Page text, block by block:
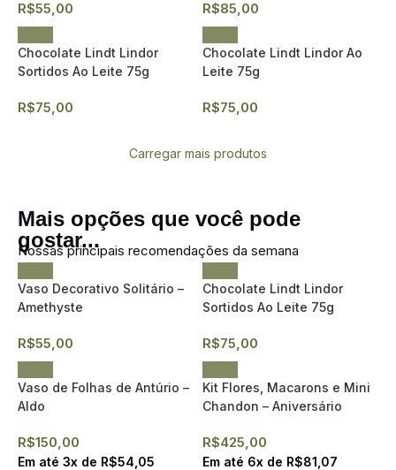
R$55,00 R$85,00
Chocolate Lindt Lindor
Sortidos Ao Leite 75g
R$75,00
Chocolate Lindt Lindor Ao
Leite 75g
R$75,00
Carregar mais produtos
Mais opções que você pode
gostar...
Nossas principais recomendações da semana
Vaso Decorativo Solitário –
Amethyste
R$55,00
Chocolate Lindt Lindor
Sortidos Ao Leite 75g
R$75,00
Vaso de Folhas de Antúrio –
Aldo
R$150,00
Em até 3x de R$54,05
Kit Flores, Macarons e Mini
Chandon – Aniversário
R$425,00
Em até 6x de R$81,07